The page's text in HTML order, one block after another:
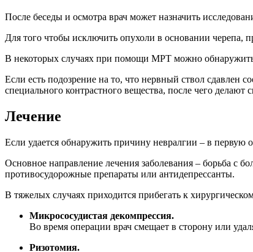
После беседы и осмотра врач может назначить
Для того чтобы исключить опухоли в основании
В некоторых случаях при помощи МРТ можно обнаружить
Если есть подозрение на то, что нервный ствол
специального контрастного вещества, после чего делают
Лечение
Если удается обнаружить причину невралгии – в первую
Основное направление лечения заболевания – борьба с
противосудорожные препараты или антидепрессанты.
В тяжелых случаях приходится прибегать к
Микрососудистая декомпрессия.
Во время операции врач смещает в сторону или
Ризотомия.